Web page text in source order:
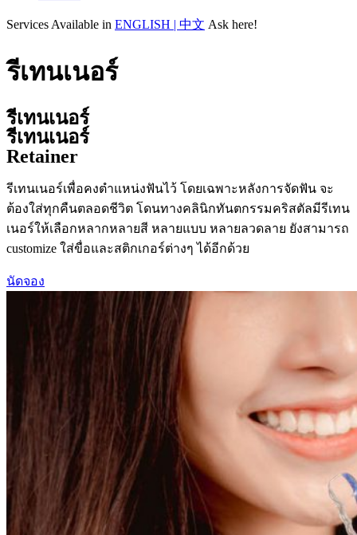
Services Available in ENGLISH | 中文 Ask here!
รีเทนเนอร์
รีเทนเนอร์
รีเทนเนอร์
Retainer
รีเทนเนอร์เพื่อคงตําแหน่งฟันไว้ โดยเฉพาะหลังการจัดฟัน จะ
ต้องใส่ทุกคืนตลอดชีวิต โดนทางคลินิกทันตกรรมคริสตัลมีรีเทน
เนอร์ให้เลือกหลากหลายสี หลายแบบ หลายลวดลาย ยังสามารถ
customize ใส่ขื่อและสติกเกอร์ต่างๆ ได้อีกด้วย
นัดจอง